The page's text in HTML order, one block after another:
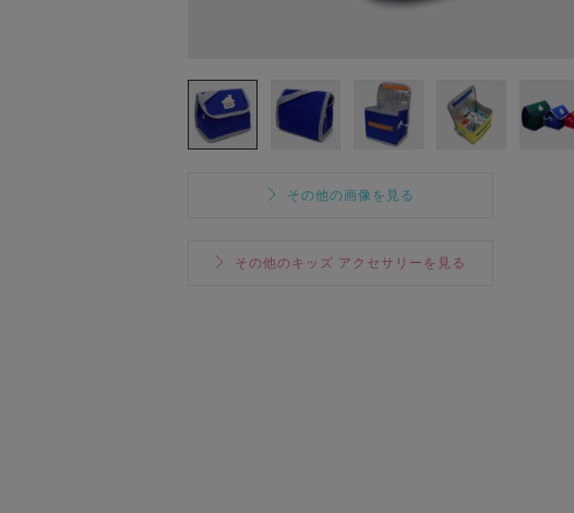
その他の画像を見る
その他のキッズ アクセサリーを見る